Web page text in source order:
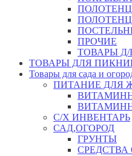
ПОЛОТЕНЦЕ
ПРОЧИЕ
ТОВАРЫ
ТОВАРЫ ДЛЯ
Товары для сада и
ПИТАНИЕ ДЛЯ
С/Х ИНВЕНТАРЬ
САД,ОГОРОД
ГРУНТЫ